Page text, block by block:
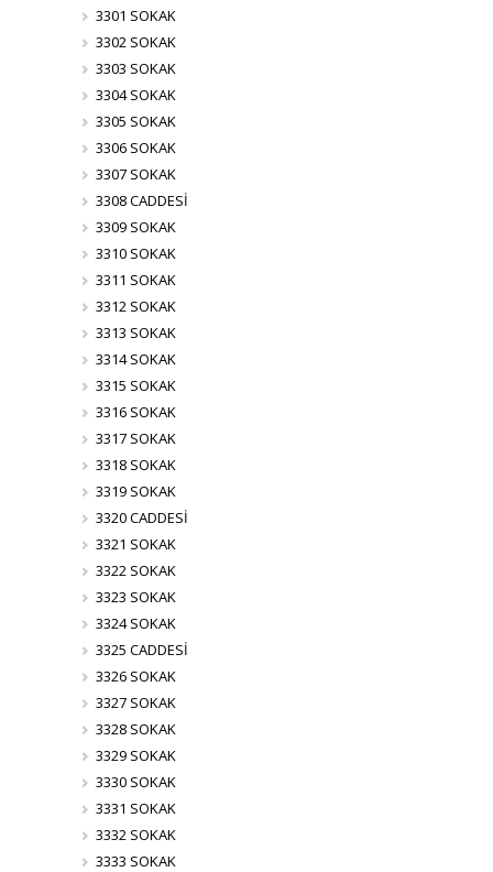
3301 SOKAK
3302 SOKAK
3303 SOKAK
3304 SOKAK
3305 SOKAK
3306 SOKAK
3307 SOKAK
3308 CADDESİ
3309 SOKAK
3310 SOKAK
3311 SOKAK
3312 SOKAK
3313 SOKAK
3314 SOKAK
3315 SOKAK
3316 SOKAK
3317 SOKAK
3318 SOKAK
3319 SOKAK
3320 CADDESİ
3321 SOKAK
3322 SOKAK
3323 SOKAK
3324 SOKAK
3325 CADDESİ
3326 SOKAK
3327 SOKAK
3328 SOKAK
3329 SOKAK
3330 SOKAK
3331 SOKAK
3332 SOKAK
3333 SOKAK